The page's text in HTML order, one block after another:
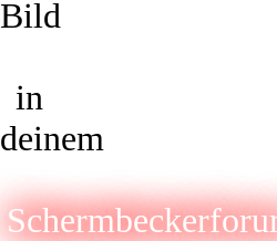
in
deinem